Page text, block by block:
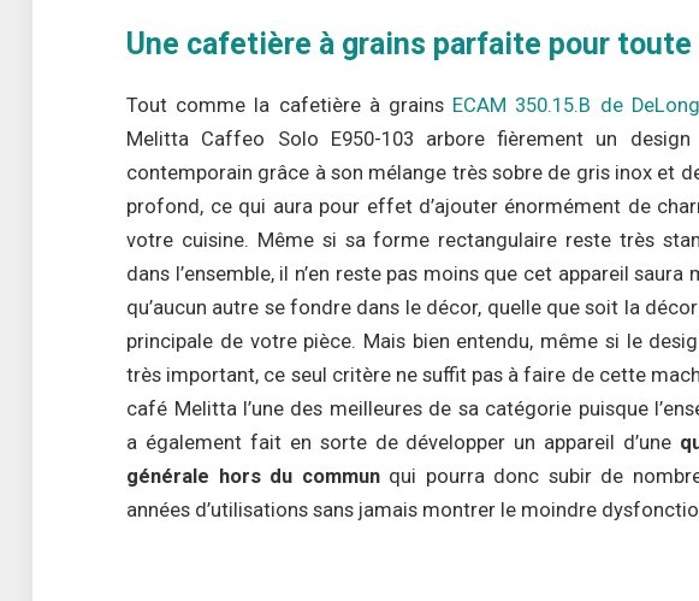
Une cafetière à grains parfaite pour
Tout comme la cafetière à grains ECAM 350.15.B de
Melitta Caffeo Solo E950-103 arbore fièrement un design
contemporain grâce à son mélange très sobre de gris inox et
profond, ce qui aura pour effet d’ajouter énormément de
votre cuisine. Même si sa forme rectangulaire reste très
dans l’ensemble, il n’en reste pas moins que cet appareil saura
qu’aucun autre se fondre dans le décor, quelle que soit la
principale de votre pièce. Mais bien entendu, même si le
très important, ce seul critère ne suffit pas à faire de cette
café Melitta l’une des meilleures de sa catégorie puisque
a également fait en sorte de développer un appareil d’une
générale hors du communqui pourra donc subir de
années d’utilisations sans jamais montrer le moindre